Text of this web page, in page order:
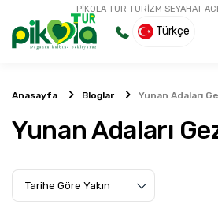
PİKOLA TUR TURİZM SEYAHAT
Türkçe
Anasayfa Bloglar Yunan Adaları
Yunan Adaları